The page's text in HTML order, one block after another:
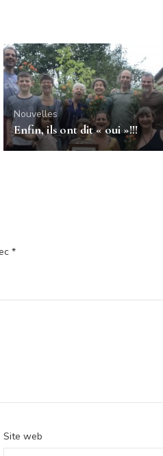
Nouvelles
Enfin, ils ont dit « oui »!!!
*
Site web